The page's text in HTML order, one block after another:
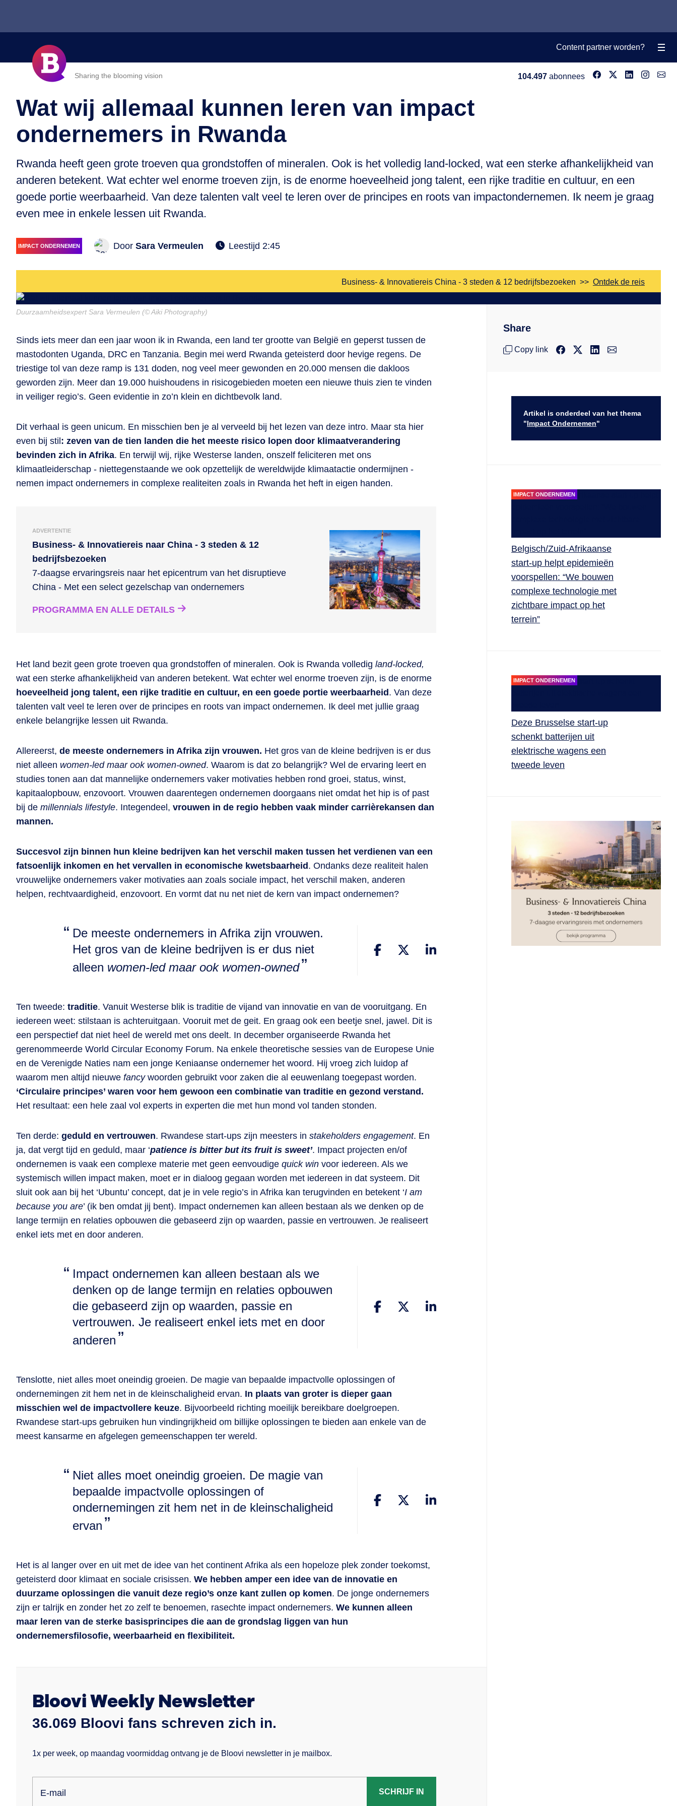
Content partner worden?
Sharing the blooming vision 104.497 abonnees
Wat wij allemaal kunnen leren van impact
ondernemers in Rwanda
Rwanda heeft geen grote troeven qua grondstoffen of mineralen. Ook is het volledig land-locked, wat een sterke afhankelijkheid van
anderen betekent. Wat echter wel enorme troeven zijn, is de enorme hoeveelheid jong talent, een rijke traditie en cultuur, en een
goede portie weerbaarheid. Van deze talenten valt veel te leren over de principes en roots van impactondernemen. Ik neem je graag
even mee in enkele lessen uit Rwanda.
IMPACT ONDERNEMEN Door Sara Vermeulen Leestijd 2:45
Business- & Innovatiereis China - 3 steden & 12 bedrijfsbezoeken >> Ontdek de reis
Duurzaamheidsexpert Sara Vermeulen (© Aiki Photography)
Sinds iets meer dan een jaar woon ik in Rwanda, een land ter grootte van België en geperst tussen de
mastodonten Uganda, DRC en Tanzania. Begin mei werd Rwanda geteisterd door hevige regens. De
triestige tol van deze ramp is 131 doden, nog veel meer gewonden en 20.000 mensen die dakloos
geworden zijn. Meer dan 19.000 huishoudens in risicogebieden moeten een nieuwe thuis zien te vinden
in veiliger regio’s. Geen evidentie in zo’n klein en dichtbevolk land.
Dit verhaal is geen unicum. En misschien ben je al verveeld bij het lezen van deze intro. Maar sta hier
even bij stil : zeven van de tien landen die het meeste risico lopen door klimaatverandering
bevinden zich in Afrika. En terwijl wij, rijke Westerse landen, onszelf feliciteren met ons
klimaatleiderschap - niettegenstaande we ook opzettelijk de wereldwijde klimaatactie ondermijnen -
nemen impact ondernemers in complexe realiteiten zoals in Rwanda het heft in eigen handen.
ADVERTENTIE
Business- & Innovatiereis naar China - 3 steden & 12
bedrijfsbezoeken
7-daagse ervaringsreis naar het epicentrum van het disruptieve
China - Met een select gezelschap van ondernemers
PROGRAMMA EN ALLE DETAILS
Het land bezit geen grote troeven qua grondstoffen of mineralen. Ook is Rwanda volledig land-locked,
wat een sterke afhankelijkheid van anderen betekent. Wat echter wel enorme troeven zijn, is de enorme
hoeveelheid jong talent, een rijke traditie en cultuur, en een goede portie weerbaarheid . Van deze
talenten valt veel te leren over de principes en roots van impact ondernemen. Ik deel met jullie graag
enkele belangrijke lessen uit Rwanda.
Allereerst, de meeste ondernemers in Afrika zijn vrouwen. Het gros van de kleine bedrijven is er dus
niet alleen women-led maar ook women-owned. Waarom is dat zo belangrijk? Wel de ervaring leert en
studies tonen aan dat mannelijke ondernemers vaker motivaties hebben rond groei, status, winst,
kapitaalopbouw, enzovoort. Vrouwen daarentegen ondernemen doorgaans niet omdat het hip is of past
bij de millennials lifestyle. Integendeel, vrouwen in de regio hebben vaak minder carrièrekansen dan
mannen.
Succesvol zijn binnen hun kleine bedrijven kan het verschil maken tussen het verdienen van een
fatsoenlijk inkomen en het vervallen in economische kwetsbaarheid . Ondanks deze realiteit halen
vrouwelijke ondernemers vaker motivaties aan zoals sociale impact, het verschil maken, anderen
helpen, rechtvaardigheid, enzovoort. En vormt dat nu net niet de kern van impact ondernemen?
De meeste ondernemers in Afrika zijn vrouwen.
Het gros van de kleine bedrijven is er dus niet
alleen women-led maar ook women-owned
Ten tweede: traditie. Vanuit Westerse blik is traditie de vijand van innovatie en van de vooruitgang. En
iedereen weet: stilstaan is achteruitgaan. Vooruit met de geit. En graag ook een beetje snel, jawel. Dit is
een perspectief dat niet heel de wereld met ons deelt. In december organiseerde Rwanda het
gerenommeerde World Circular Economy Forum. Na enkele theoretische sessies van de Europese Unie
en de Verenigde Naties nam een jonge Keniaanse ondernemer het woord. Hij vroeg zich luidop af
waarom men altijd nieuwe fancywoorden gebruikt voor zaken die al eeuwenlang toegepast worden.
‘Circulaire principes’ waren voor hem gewoon een combinatie van traditie en gezond verstand.
Het resultaat: een hele zaal vol experts in experten die met hun mond vol tanden stonden.
Ten derde: geduld en vertrouwen. Rwandese start-ups zijn meesters in stakeholders engagement. En
ja, dat vergt tijd en geduld, maar ‘patience is bitter but its fruit is sweet’. Impact projecten en/of
ondernemen is vaak een complexe materie met geen eenvoudige quick win voor iedereen. Als we
systemisch willen impact maken, moet er in dialoog gegaan worden met iedereen in dat systeem. Dit
sluit ook aan bij het ‘Ubuntu’ concept, dat je in vele regio’s in Afrika kan terugvinden en betekent ‘I am
because you are’ (ik ben omdat jij bent). Impact ondernemen kan alleen bestaan als we denken op de
lange termijn en relaties opbouwen die gebaseerd zijn op waarden, passie en vertrouwen. Je realiseert
enkel iets met en door anderen.
Impact ondernemen kan alleen bestaan als we
denken op de lange termijn en relaties opbouwen
die gebaseerd zijn op waarden, passie en
vertrouwen. Je realiseert enkel iets met en door
anderen
Tenslotte, niet alles moet oneindig groeien. De magie van bepaalde impactvolle oplossingen of
ondernemingen zit hem net in de kleinschaligheid ervan. In plaats van groter is dieper gaan
misschien wel de impactvollere keuze. Bijvoorbeeld richting moeilijk bereikbare doelgroepen.
Rwandese start-ups gebruiken hun vindingrijkheid om billijke oplossingen te bieden aan enkele van de
meest kansarme en afgelegen gemeenschappen ter wereld.
Niet alles moet oneindig groeien. De magie van
bepaalde impactvolle oplossingen of
ondernemingen zit hem net in de kleinschaligheid
ervan
Het is al langer over en uit met de idee van het continent Afrika als een hopeloze plek zonder toekomst,
geteisterd door klimaat en sociale crisissen. We hebben amper een idee van de innovatie en
duurzame oplossingen die vanuit deze regio’s onze kant zullen op komen. De jonge ondernemers
zijn er talrijk en zonder het zo zelf te benoemen, rasechte impact ondernemers. We kunnen alleen
maar leren van de sterke basisprincipes die aan de grondslag liggen van hun
ondernemersfilosofie, weerbaarheid en flexibiliteit.
Bloovi Weekly Newsletter
36.069 Bloovi fans schreven zich in.
1x per week, op maandag voormiddag ontvang je de Bloovi newsletter in je mailbox.
E-mail SCHRIJF IN
Share
Copy link
Artikel is onderdeel van het thema
"Impact Ondernemen"
IMPACT ONDERNEMEN
Belgisch/Zuid-Afrikaanse
start-up helpt epidemieën
voorspellen: “We bouwen
complexe technologie met
zichtbare impact op het
terrein”
IMPACT ONDERNEMEN
Deze Brusselse start-up
schenkt batterijen uit
elektrische wagens een
tweede leven